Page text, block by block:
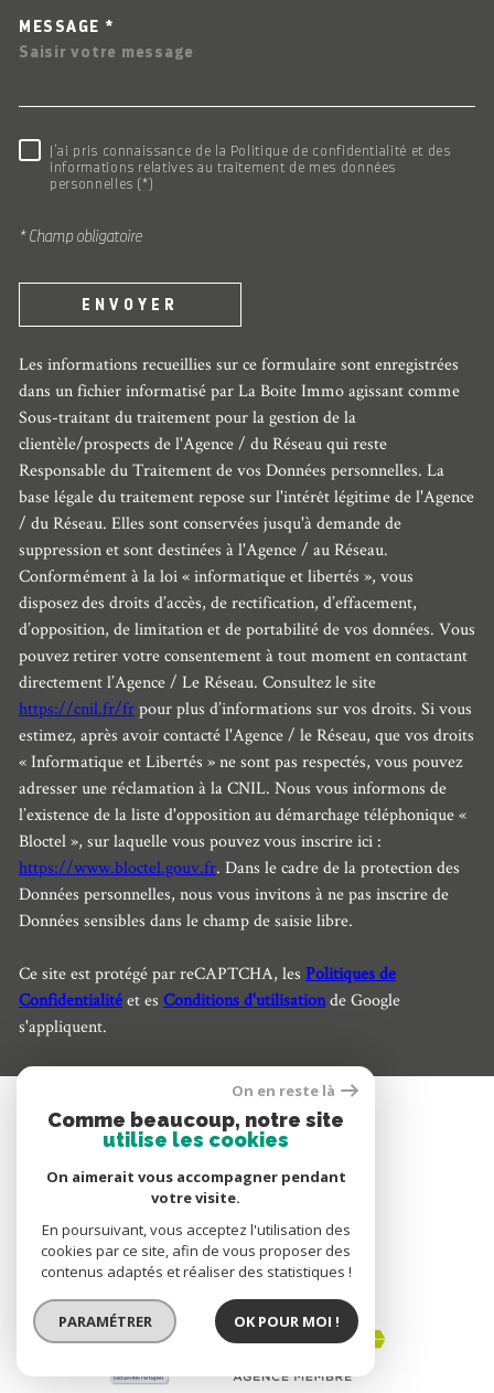
MESSAGE *
RÈGLEMENTATION
J'ai pris connaissance de la Politique de confidentialité et des
informations relatives au traitement de mes données
personnelles (*)
* Champ obligatoire
ENVOYER
Les informations recueillies sur ce formulaire sont enregistrées
dans un fichier informatisé par La Boite Immo agissant comme
Sous-traitant du traitement pour la gestion de la
clientèle/prospects de l'Agence / du Réseau qui reste
Responsable du Traitement de vos Données personnelles. La
base légale du traitement repose sur l'intérêt légitime de l'Agence
/ du Réseau. Elles sont conservées jusqu'à demande de
suppression et sont destinées à l'Agence / au Réseau.
Conformément à la loi « informatique et libertés », vous
disposez des droits d’accès, de rectification, d’effacement,
d’opposition, de limitation et de portabilité de vos données. Vous
pouvez retirer votre consentement à tout moment en contactant
directement l’Agence / Le Réseau. Consultez le site
https://cnil.fr/frpour plus d’informations sur vos droits. Si vous
estimez, après avoir contacté l'Agence / le Réseau, que vos droits
« Informatique et Libertés » ne sont pas respectés, vous pouvez
adresser une réclamation à la CNIL. Nous vous informons de
l’existence de la liste d'opposition au démarchage téléphonique «
Bloctel », sur laquelle vous pouvez vous inscrire ici :
https://www.bloctel.gouv.fr. Dans le cadre de la protection des
Données personnelles, nous vous invitons à ne pas inscrire de
Données sensibles dans le champ de saisie libre.
Ce site est protégé par reCAPTCHA, les Politiques de
Confidentialitéet es Conditions d'utilisationde Google
s'appliquent.
SE CONNECTER
ESPACE PROPRIÉTAIRE
ADHÉRENTS
On en reste là
Comme beaucoup, notre site
utilise les cookies
On aimerait vous accompagner pendant
votre visite.
En poursuivant, vous acceptez l'utilisation des
cookies par ce site, afin de vous proposer des
contenus adaptés et réaliser des statistiques !
PARAMÉTRER OK POUR MOI !